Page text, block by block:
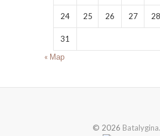
24 25 26 27 28
31
« Мар
© 2026